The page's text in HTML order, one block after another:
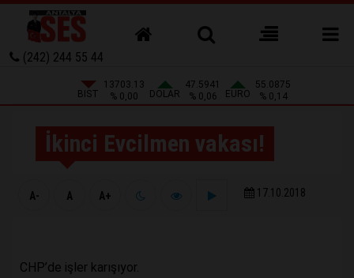
(242) 244 55 44
BIST
13703.13
% 0,00
DOLAR
47.5941
% 0,06
EURO
55.0875
% 0,14
İkinci Evcilmen vakası!
A- A A+ 17.10.2018
CHP’de işler karışıyor.